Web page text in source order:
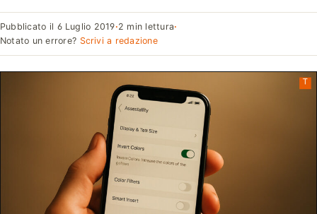
Pubblicato il 6 Luglio 2019·2 min lettura·
Notato un errore? Scrivi a redazione